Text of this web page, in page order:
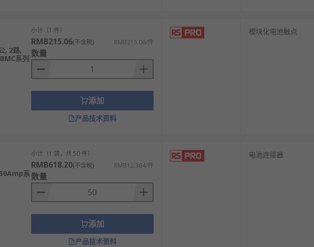
, 2路,
系列
小计（1 件）
RMB215.06(不含税) RMB215.06/件
数量
添加
产品技术资料
模块化电池触点
系
小计（1 袋，共 50 件）
RMB618.20(不含税) RMB12.364/件
数量
添加
产品技术资料
电池连接器